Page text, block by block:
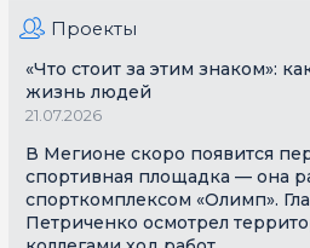
Проекты
«Что стоит за этим знаком»:
жизнь людей
21.07.2026
В Мегионе скоро появится
спортивная площадка — она
спорткомплексом «Олимп».
Петриченко осмотрел